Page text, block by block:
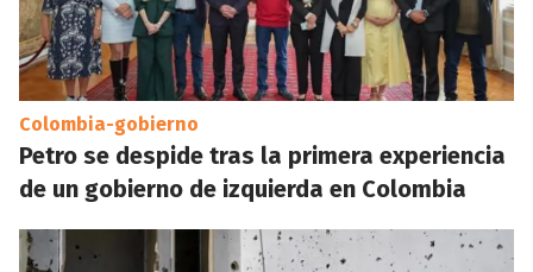
Colombia-gobierno
Petro se despide tras la primera experiencia
de un gobierno de izquierda en Colombia